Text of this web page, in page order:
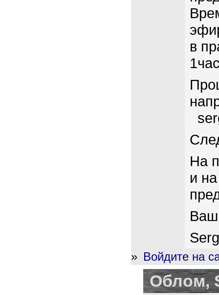
в
На
и
Ваш
» Войдите на
Oблом,